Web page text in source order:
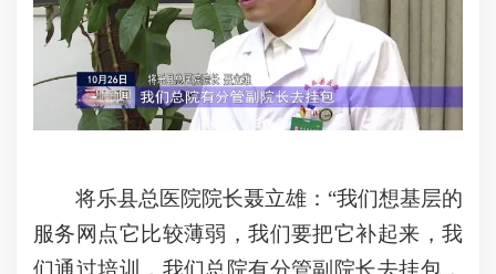
将乐县总医院院长聂立雄：“我们想基层的
服务网点它比较薄弱，我们要把它补起来，我
们通过培训，我们总院有分管副院长去挂包，